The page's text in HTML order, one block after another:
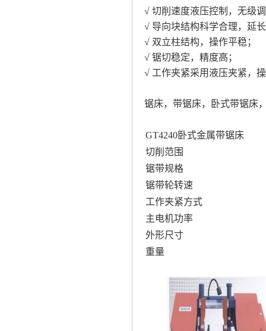
√ 切削速度液压控制，无级
√ 导向块结构科学合理，延
√ 双立柱结构，操作平稳；
√ 锯切稳定，精度高；
√ 工作夹紧采用液压夹紧，
锯床，带锯床，卧式带锯床
GT4240卧式金属带锯床
切削范围
锯带规格
锯带轮转速
工作夹紧方式
主电机功率
外形尺寸
重量